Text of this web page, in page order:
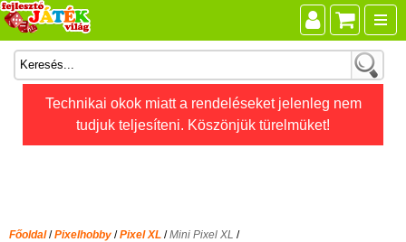
Technikai okok miatt a rendeléseket jelenleg nem
tudjuk teljesíteni. Köszönjük türelmüket!
Főoldal/Pixelhobby /Pixel XL /Mini Pixel XL /
Összes játék
Játékok életkor szerint